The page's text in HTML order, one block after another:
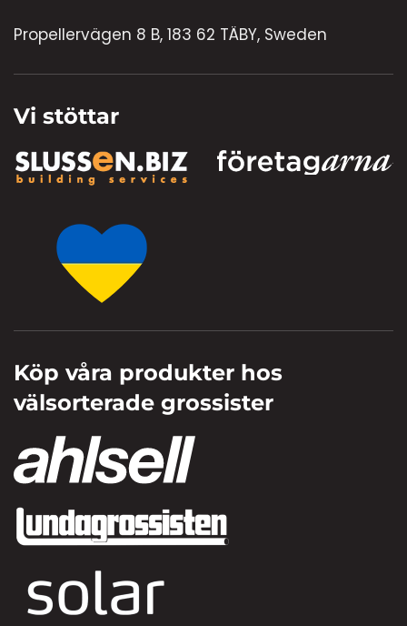
Propellervägen 8 B, 183 62 TÄBY, Sweden
Vi stöttar
Köp våra produkter hos
välsorterade grossister